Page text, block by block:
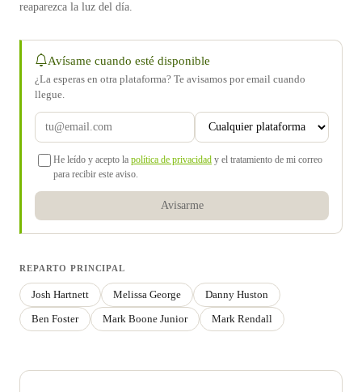
reaparezca la luz del día.
Avísame cuando esté disponible
¿La esperas en otra plataforma? Te avisamos por email cuando
llegue.
He leído y acepto la política de privacidad y el tratamiento de mi correo
para recibir este aviso.
Avisarme
REPARTO PRINCIPAL
Josh Hartnett Melissa George
Danny Huston
Ben Foster
Mark Boone Junior Mark Rendall